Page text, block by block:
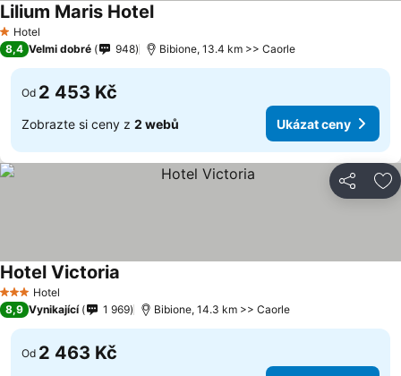
1 Počet hvězdiček
Hotel
Lilium Maris Hotel
8,4 Velmi dobré 948 Bibione, 13.4 km >> Caorle
Od 2 453 Kč
Zobrazte si ceny z 2 webů Ukázat ceny
Sdílet
3 Počet hvězdiček
Hotel
Hotel Victoria
8,9 Vynikající 1 969 Bibione, 14.3 km >> Caorle
Od 2 463 Kč